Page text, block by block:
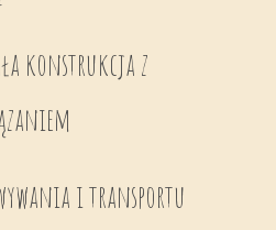
konstrukcja z
i transportu